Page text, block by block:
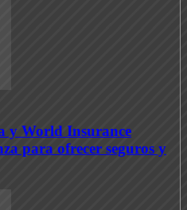
y World Insurance
para ofrecer seguros y